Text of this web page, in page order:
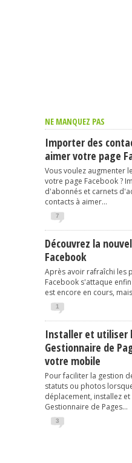
NE MANQUEZ PAS
Importer des
aimer votre page
Vous voulez augmenter
votre page Facebook ?
d'abonnés et carnets
contacts à aimer...
7
Découvrez la
Facebook
Après avoir rafraîchi les
Facebook s'attaque
est encore en cours,
1
Installer et utiliser
Gestionnaire de
votre mobile
Pour faciliter la gestion
statuts ou photos
déplacement, installez
Gestionnaire de Pages...
3